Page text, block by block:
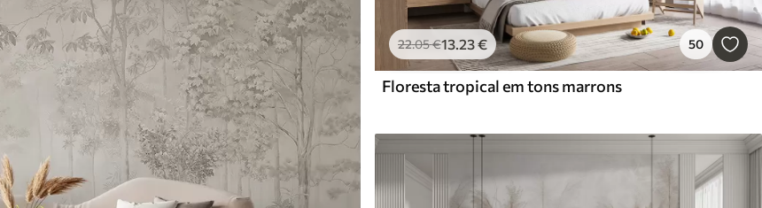
22.05€13.23€ 50
Floresta tropical em tons marrons